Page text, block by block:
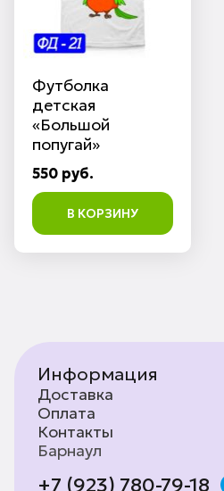
Футболка
детская
«Большой
попугай»
550 руб.
В КОРЗИНУ
Информация
Доставка
Оплата
Контакты
Барнаул
+7 (923) 780-79-18